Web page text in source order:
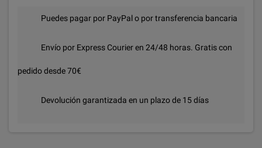
Puedes pagar por PayPal o por transferencia bancaria
Envío por Express Courier en 24/48 horas. Gratis con
pedido desde 70€
Devolución garantizada en un plazo de 15 días